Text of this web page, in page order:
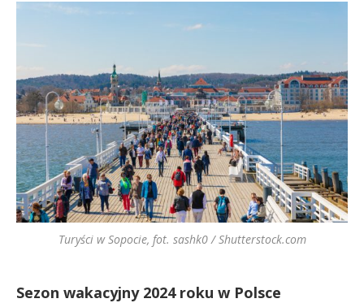
Turyści w Sopocie, fot. sashk0 / Shutterstock.com
Sezon wakacyjny 2024 roku w Polsce